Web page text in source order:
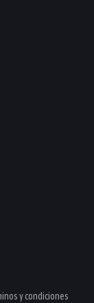
y condiciones